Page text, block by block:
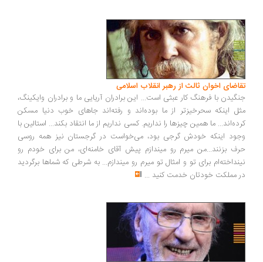
اخوان ثالث از رهبر انقلاب اسلامی
با فرهنگ کار عبثی است... این برادران آریایی ما و برادران وایکینگ،
اینکه سحرخیزتر از ما بوده‌اند و رفته‌اند جاهای خوب دنیا مسکن
ما همین چیزها را نداریم. کسی نداریم از ما انتقاد بکند... استالین با
اینکه خودش گرجی بود، می‌خواست در گرجستان نیز همه روسی
بزنند...من میرم رو میندازم پیش آقای خامنه‌ای، من برای خودم رو
برای تو و امثال تو میرم رو میندازم... به شرطی که شماها برگردید
مملکت خودتان خدمت کنید...